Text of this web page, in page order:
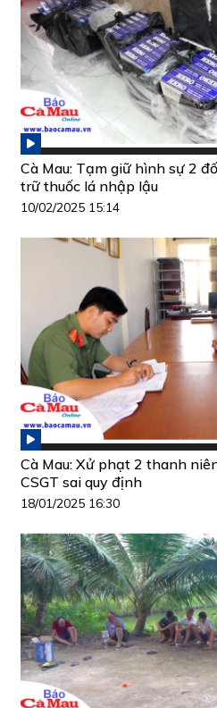
Cà Mau: Tạm giữ hình sự 2
trữ thuốc lá nhập lậu
10/02/2025 15:14
Cà Mau: Xử phạt 2 thanh
CSGT sai quy định
18/01/2025 16:30